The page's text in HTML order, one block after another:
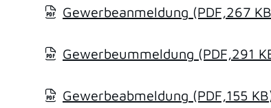
Gewerbeanmeldung (PDF,267 KB
Gewerbeummeldung (PDF,291
Gewerbeabmeldung (PDF,155 KB